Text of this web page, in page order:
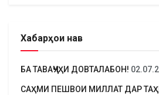
Хабарҳои нав
БА ТАВАҶҶУҲИ ДОВТАЛАБОН!
САҲМИ ПЕШВОИ МИЛЛАТ ДАР